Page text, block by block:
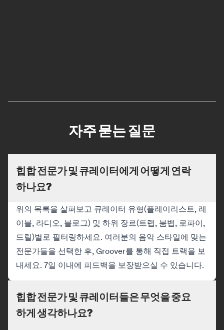
자주 묻는 질문
힙합 전문가 및 큐레이터에게 어떻게 연락
하나요?
위의 목록을 살펴보고 큐레이터 유형(플레이리스트, 레
이블, 라디오, 블로그) 및 하위 장르(트랩, 붐뱁, 로파이,
드릴)별로 필터링하세요. 여러분의 음악 스타일에 맞는
전문가들을 선택한 후, Groover를 통해 직접 트랙을 보
내세요. 7일 이내에 피드백을 보장받으실 수 있습니다.
힙합 전문가 및 큐레이터들은 무엇을 중요
하게 생각하나요?